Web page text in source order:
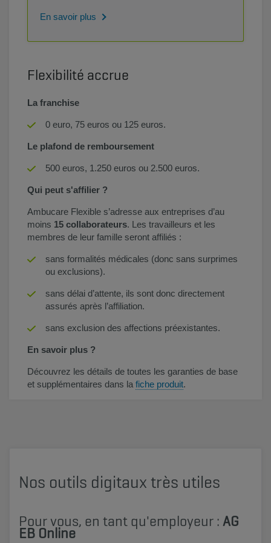
En savoir plus
Flexibilité accrue
La franchise
0 euro, 75 euros ou 125 euros.
Le plafond de remboursement
500 euros, 1.250 euros ou 2.500 euros.
Qui peut s'affilier ?
Ambucare Flexible s’adresse aux entreprises d’au
moins 15 collaborateurs. Les travailleurs et les
membres de leur famille seront affiliés :
sans formalités médicales (donc sans surprimes
ou exclusions).
sans délai d’attente, ils sont donc directement
assurés après l’affiliation.
sans exclusion des affections préexistantes.
En savoir plus ?
Découvrez les détails de toutes les garanties de base
et supplémentaires dans la fiche produit.
Nos outils digitaux très utiles
Pour vous, en tant qu'employeur : AG
EB Online